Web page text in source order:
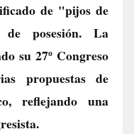
de "pijos de
posesión. La
su 27º Congreso
propuestas de
reflejando una